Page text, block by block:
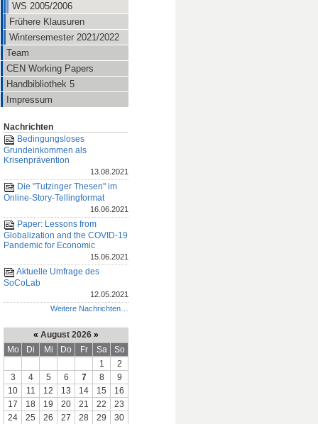
WS 2005/2006
Frühere Klausuren
Wintersemester 2021/2022
Team
CEN Working Papers
Handbibliothek 5
Impressum
Nachrichten
Bedingungsloses
Grundeinkommen als
Krisenprävention
13.08.2021
Die "Tutzinger Thesen" im
Online-Story-Tellingformat
16.06.2021
Paper: Lessons from
Globalization and the COVID-19
Pandemic for Economic
15.06.2021
Aktuelle Umfrage des
SoCoLab
12.05.2021
Weitere Nachrichten…
« August 2026 »
Mo
Di Mi Do Fr Sa
So
1
2
3
4 5 6 7 8
9
10
11 12 13 14 15
16
17
18 19 20 21 22
23
24
25 26 27 28 29
30